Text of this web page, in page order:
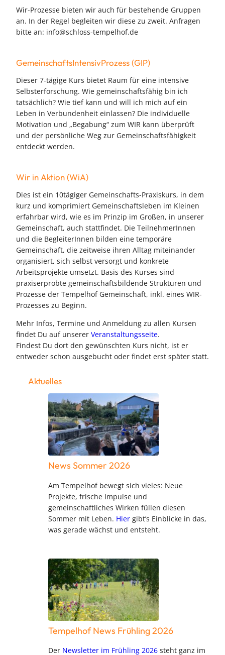
Wir-Prozesse bieten wir auch für bestehende Gruppen
an. In der Regel begleiten wir diese zu zweit. Anfragen
bitte an: info@schloss-tempelhof.de
GemeinschaftsIntensivProzess (GIP)
Dieser 7-tägige Kurs bietet Raum für eine intensive
Selbsterforschung. Wie gemeinschaftsfähig bin ich
tatsächlich? Wie tief kann und will ich mich auf ein
Leben in Verbundenheit einlassen? Die individuelle
Motivation und „Begabung“ zum WIR kann überprüft
und der persönliche Weg zur Gemeinschaftsfähigkeit
entdeckt werden.
Wir in Aktion (WiA)
Dies ist ein 10tägiger Gemeinschafts-Praxiskurs, in dem
kurz und komprimiert Gemeinschaftsleben im Kleinen
erfahrbar wird, wie es im Prinzip im Großen, in unserer
Gemeinschaft, auch stattfindet. Die TeilnehmerInnen
und die BegleiterInnen bilden eine temporäre
Gemeinschaft, die zeitweise ihren Alltag miteinander
organisiert, sich selbst versorgt und konkrete
Arbeitsprojekte umsetzt. Basis des Kurses sind
praxiserprobte gemeinschaftsbildende Strukturen und
Prozesse der Tempelhof Gemeinschaft, inkl. eines WIR-
Prozesses zu Beginn.
Mehr Infos, Termine und Anmeldung zu allen Kursen
findet Du auf unserer Veranstaltungsseite.
Findest Du dort den gewünschten Kurs nicht, ist er
entweder schon ausgebucht oder findet erst später statt.
Aktuelles
News Sommer 2026
Am Tempelhof bewegt sich vieles: Neue
Projekte, frische Impulse und
gemeinschaftliches Wirken füllen diesen
Sommer mit Leben. Hier gibt’s Einblicke in das,
was gerade wächst und entsteht.
Tempelhof News Frühling 2026
Der Newsletter im Frühling 2026 steht ganz im